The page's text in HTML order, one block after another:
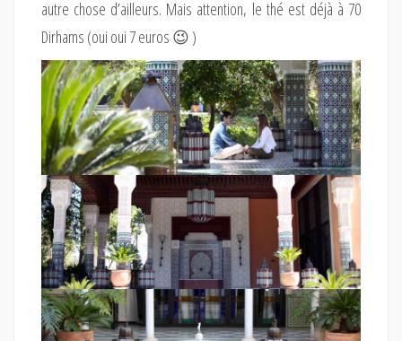
autre chose d’ailleurs. Mais attention, le thé est déjà à 70
Dirhams (oui oui 7 euros 😉 )